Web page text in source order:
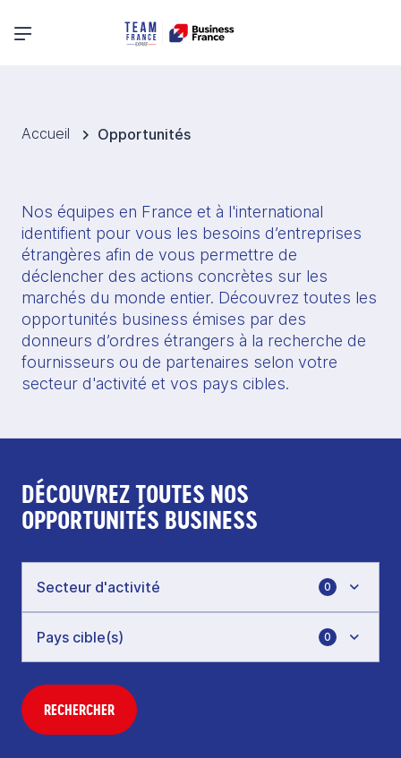
Menu principal
Accueil Opportunités
Nos équipes en France et à l'international
identifient pour vous les besoins d’entreprises
étrangères afin de vous permettre de
déclencher des actions concrètes sur les
marchés du monde entier. Découvrez toutes les
opportunités business émises par des
donneurs d’ordres étrangers à la recherche de
fournisseurs ou de partenaires selon votre
secteur d'activité et vos pays cibles.
DÉCOUVREZ TOUTES NOS
OPPORTUNITÉS BUSINESS
0
0
RECHERCHER